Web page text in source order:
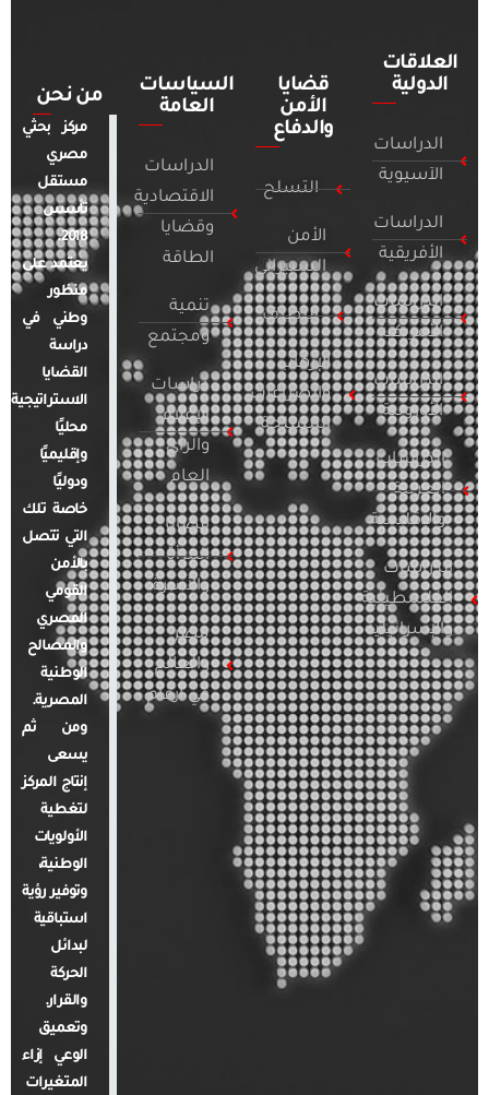
العلاقات
الدولية
الدراسات
الآسيوية
الدراسات
الأفريقية
الدراسات
الأمريكية
الدراسات
الأوروبية
الدراسات
العربية
والإقليمية
الدراسات
الفلسطينية
والإسرائيلية
قضايا
الأمن
والدفاع
التسلح
الأمن
السيبراني
التطرف
الإرهاب
والصراعات
المسلحة
السياسات
العامة
الدراسات
الاقتصادية
وقضايا
الطاقة
تنمية
ومجتمع
دراسات
الإعلام
والرأي
العام
قضايا
المرأة
والأسرة
مصر
والعالم
في أرقام
من نحن
مركز بحثي
مصري
مستقل
تأسس
2018.
يعتمد على
منظور
وطني في
دراسة
القضايا
الاستراتيجية
محليًا
وإقليميًا
ودوليًا
خاصة تلك
التي تتصل
بالأمن
القومي
المصري
والمصالح
الوطنية
المصرية.
ومن ثم
يسعى
إنتاج المركز
لتغطية
الأولويات
الوطنية،
وتوفير رؤية
استباقية
لبدائل
الحركة
والقرار.
وتعميق
الوعي إزاء
المتغيرات